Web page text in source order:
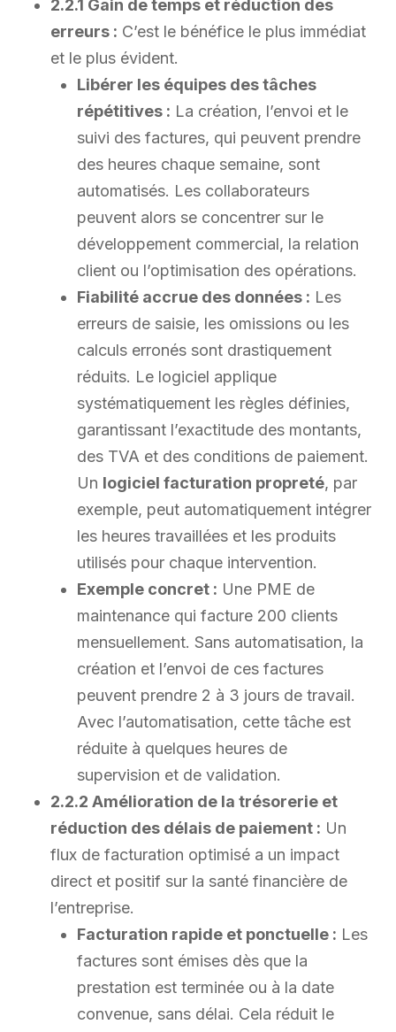
2.2.1 Gain de temps et réduction des
erreurs : C’est le bénéfice le plus immédiat
et le plus évident.
Libérer les équipes des tâches
répétitives : La création, l’envoi et le
suivi des factures, qui peuvent prendre
des heures chaque semaine, sont
automatisés. Les collaborateurs
peuvent alors se concentrer sur le
développement commercial, la relation
client ou l’optimisation des opérations.
Fiabilité accrue des données : Les
erreurs de saisie, les omissions ou les
calculs erronés sont drastiquement
réduits. Le logiciel applique
systématiquement les règles définies,
garantissant l’exactitude des montants,
des TVA et des conditions de paiement.
Un logiciel facturation propreté, par
exemple, peut automatiquement intégrer
les heures travaillées et les produits
utilisés pour chaque intervention.
Exemple concret : Une PME de
maintenance qui facture 200 clients
mensuellement. Sans automatisation, la
création et l’envoi de ces factures
peuvent prendre 2 à 3 jours de travail.
Avec l’automatisation, cette tâche est
réduite à quelques heures de
supervision et de validation.
2.2.2 Amélioration de la trésorerie et
réduction des délais de paiement : Un
flux de facturation optimisé a un impact
direct et positif sur la santé financière de
l’entreprise.
Facturation rapide et ponctuelle : Les
factures sont émises dès que la
prestation est terminée ou à la date
convenue, sans délai. Cela réduit le